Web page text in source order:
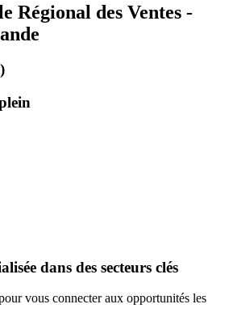
Régional des Ventes -
dans des secteurs clés
vous connecter aux opportunités les